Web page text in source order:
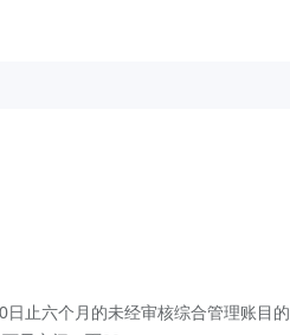
止六个月的未经审核综合管理账目的